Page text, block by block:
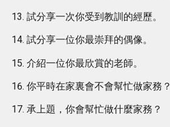
試分享一次你受到教訓的經歷。
試分享一位你最崇拜的偶像。
介紹一位你最欣賞的老師。
你平時在家裏會不會幫忙做家務？
承上題，你會幫忙做什麼家務？